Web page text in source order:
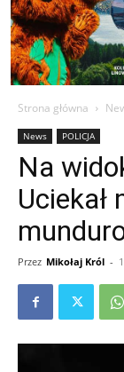
Strona główna
News POLICJA
Na
Uciekał
Przez Mikołaj Król -